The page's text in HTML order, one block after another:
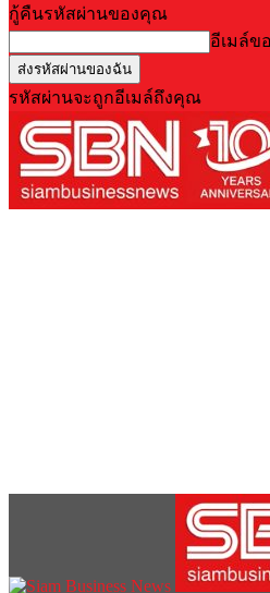
กู้คืนรหัสผ่านของคุณ
อีเมล์ข
รหัสผ่านจะถูกอีเมล์ถึงคุณ